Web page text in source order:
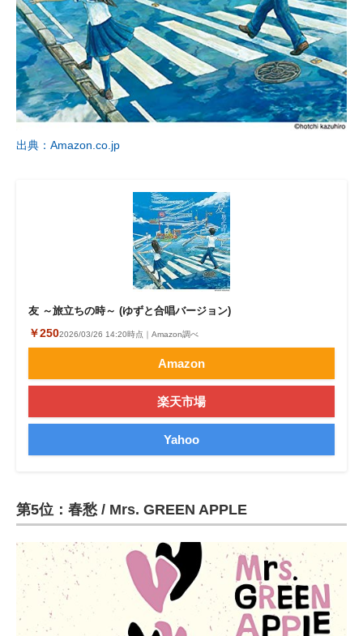
出典：Amazon.co.jp
友 ～旅立ちの時～ (ゆずと合唱バージョン)
￥2502026/03/26 14:20時点｜Amazon調べ
Amazon
楽天市場
Yahoo
第5位：春愁 / Mrs. GREEN APPLE